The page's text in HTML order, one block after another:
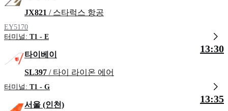
JX821 / 스타럭스 항공
EY5170
터미널: T1 - E
타이베이
SL397 / 타이 라이온 에어
터미널: T1 - G
13:30
서울 (인천)
13:35